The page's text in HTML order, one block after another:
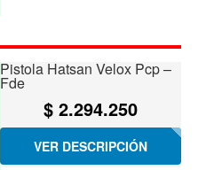
Pistola Hatsan Velox Pcp –
Fde
$2.294.250
VER DESCRIPCIÓN